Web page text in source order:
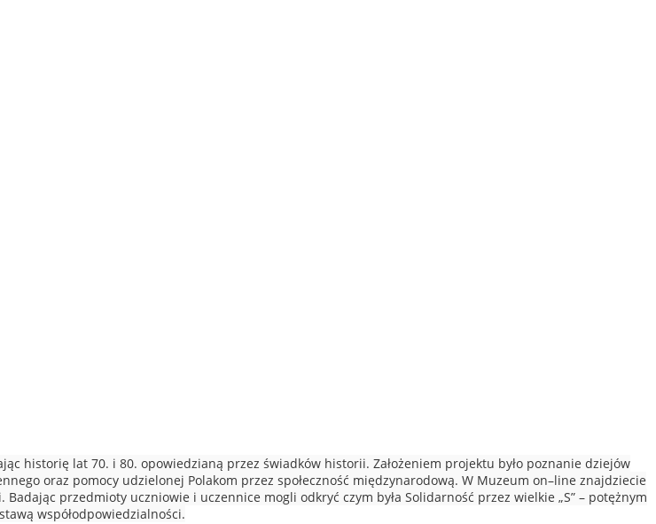
historię lat 70. i 80. opowiedzianą przez świadków historii. Założeniem projektu było poznanie dziejów
oraz pomocy udzielonej Polakom przez społeczność międzynarodową. W Muzeum on–line znajdziecie
przedmioty uczniowie i uczennice mogli odkryć czym była Solidarność przez wielkie „S” – potężnym
współodpowiedzialności.